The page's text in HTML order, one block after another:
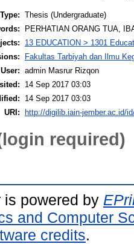
Thesis (Undergraduate)
PERHATIAN ORANG TUA,
13 EDUCATION > 1301
Fakultas Tarbiyah dan Ilmu
admin Masrur Rizqon
14 Sep 2017 03:03
14 Sep 2017 03:03
URI:
http://digilib.iain-jember.ac.id/
required)
is powered by
and Computer
credits.